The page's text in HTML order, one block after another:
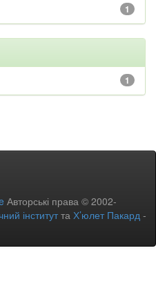
1
1
Авторські права © 2002-
інститутта Х’юлет Пакард -